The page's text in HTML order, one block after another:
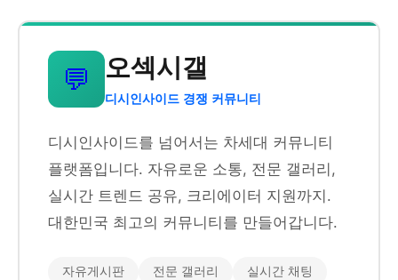
💬 오섹시갤
디시인사이드 경쟁 커뮤니티
디시인사이드를 넘어서는 차세대 커뮤니티
플랫폼입니다. 자유로운 소통, 전문 갤러리,
실시간 트렌드 공유, 크리에이터 지원까지.
대한민국 최고의 커뮤니티를 만들어갑니다.
자유게시판 전문 갤러리 실시간 채팅